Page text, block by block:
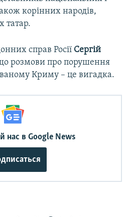
корінних народів,
татар.
справ Росії Сергій
розмови про порушення
Криму – це вигадка.
нас в Google News